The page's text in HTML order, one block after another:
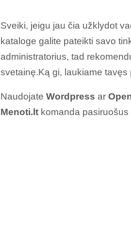
Sveiki, jeigu jau čia užklydot
kataloge galite pateikti savo
administratorius, tad
svetainę.Ką gi, laukiame tavęs
Naudojate Wordpress ar
Menoti.ltkomanda pasiruošus